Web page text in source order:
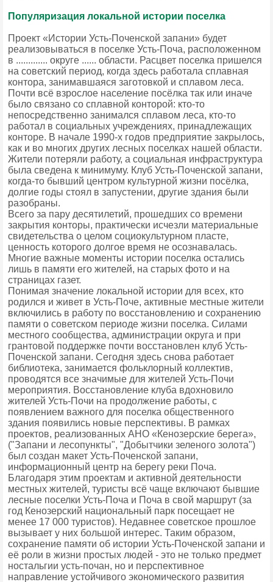
Популяризация локальной истории поселка
Проект «Истории Усть-Поченской запани» будет
реализовываться в поселке Усть-Поча, расположенном
в ............. округе ...... области. Расцвет поселка пришелся
на советский период, когда здесь работала сплавная
контора, занимавшаяся заготовкой и сплавом леса.
Почти всё взрослое население посёлка так или иначе
было связано со сплавной конторой: кто-то
непосредственно занимался сплавом леса, кто-то
работал в социальных учреждениях, принадлежащих
конторе. В начале 1990-х годов предприятие закрылось,
как и во многих других лесных поселках нашей области.
Жители потеряли работу, а социальная инфраструктура
была сведена к минимуму. Клуб Усть-Поченской запани,
когда-то бывший центром культурной жизни посёлка,
долгие годы стоял в запустении, другие здания были
разобраны.
Всего за пару десятилетий, прошедших со времени
закрытия конторы, практически исчезли материальные
свидетельства о целом социокультурном пласте,
ценность которого долгое время не осознавалась.
Многие важные моменты истории поселка остались
лишь в памяти его жителей, на старых фото и на
страницах газет.
Понимая значение локальной истории для всех, кто
родился и живет в Усть-Поче, активные местные жители
включились в работу по восстановлению и сохранению
памяти о советском периоде жизни поселка. Силами
местного сообщества, администрации округа и при
грантовой поддержке почти восстановлен клуб Усть-
Поченской запани. Сегодня здесь снова работает
библиотека, занимается фольклорный коллектив,
проводятся все значимые для жителей Усть-Почи
мероприятия. Восстановление клуба вдохновило
жителей Усть-Почи на продолжение работы, с
появлением важного для поселка общественного
здания появились новые перспективы. В рамках
проектов, реализованных АНО «Кенозерские берега»,
("Запани и лесопункты", "Добытчики зеленого золота")
был создан макет Усть-Поченской запани,
информационный центр на берегу реки Поча.
Благодаря этим проектам и активной деятельности
местных жителей, туристы всё чаще включают бывшие
лесные поселки Усть-Поча и Поча в свой маршрут (за
год Кенозерский национальный парк посещает не
менее 17 000 туристов). Недавнее советское прошлое
вызывает у них большой интерес. Таким образом,
сохранение памяти об истории Усть-Поченской запани и
её роли в жизни простых людей - это не только предмет
ностальгии усть-почан, но и перспективное
направление устойчивого экономического развития